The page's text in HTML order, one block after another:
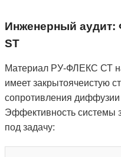
Инженерный аудит:
ST
Материал РУ-ФЛЕКС СТ
имеет закрытоячеистую
сопротивления диффузии
Эффективность системы
под задачу: